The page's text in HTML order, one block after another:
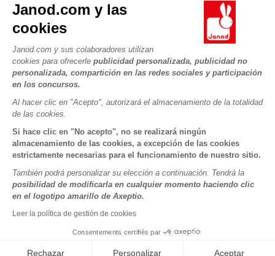
Janod.com y las
cookies
Janod.com y sus colaboradores utilizan
cookies para ofrecerle publicidad personalizada, publicidad no
personalizada, compartición en las redes sociales y participación
en los concursos.
Al hacer clic en "Acepto", autorizará el almacenamiento de la totalidad
de las cookies.
Si hace clic en "No acepto", no se realizará ningún
almacenamiento de las cookies, a excepción de las cookies
estrictamente necesarias para el funcionamiento de nuestro sitio.
También podrá personalizar su elección a continuación. Tendrá la
posibilidad de modificarla en cualquier momento haciendo clic
en el logotipo amarillo de Axeptio.
Leer la política de gestión de cookies
Consentements certifiés par
Rechazar Personalizar Aceptar
Tiendas
Retirada de productos
Datos personales
Cookies
Condiciones de las ofertas
Condiciones de uso #YesJanod
¿Qué es FSC®?
NUESTROS SERVICIOS
Pago seguro
Métodos de envío
Vídeos
Reglas del juego y manuales
Piezas sueltas
Actividades infantiles para descargar
PROFESIONAL
SÍGUENOS
Copyright © 2026 Janod - Todos los derechos reservados -
Menciones Legales